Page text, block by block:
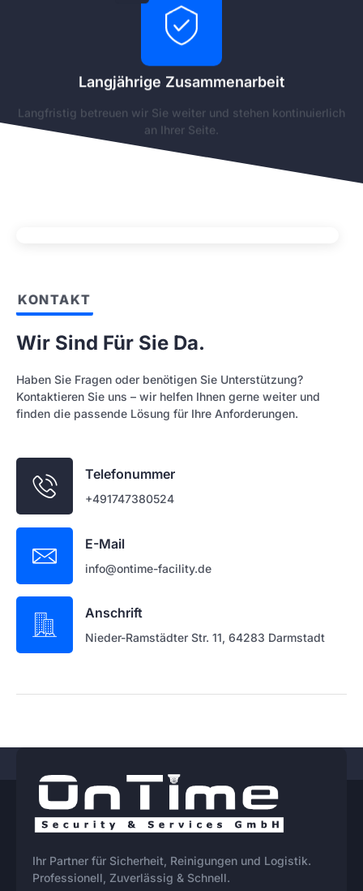
Langjährige Zusammenarbeit
Langfristig betreuen wir Sie weiter und stehen kontinuierlich
an Ihrer Seite.
KONTAKT
Wir Sind Für Sie Da.
Haben Sie Fragen oder benötigen Sie Unterstützung?
Kontaktieren Sie uns – wir helfen Ihnen gerne weiter und
finden die passende Lösung für Ihre Anforderungen.
Telefonummer
+491747380524
E-Mail
info@ontime-facility.de
Anschrift
Nieder-Ramstädter Str. 11, 64283 Darmstadt
Ihr Partner für Sicherheit, Reinigungen und Logistik.
Professionell, Zuverlässig & Schnell.